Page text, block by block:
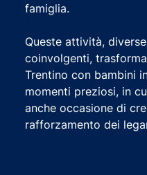
famiglia.
Queste attività,
coinvolgenti,
Trentino con bambini
momenti preziosi, in
anche occasione di
rafforzamento dei